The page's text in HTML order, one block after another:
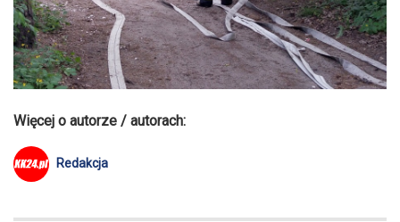
Więcej o autorze / autorach:
Redakcja